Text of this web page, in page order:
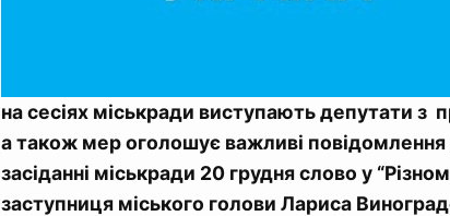
на сесіях міськради виступають депутати з
а також мер оголошує важливі повідомлення
засіданні міськради 20 грудня слово у
заступниця міського голови Лариса